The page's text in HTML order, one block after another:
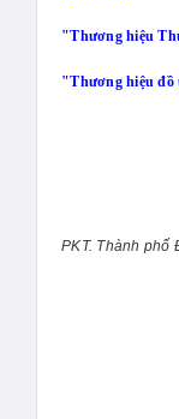
"Thương hiệu
"Thương hiệu đồ
Giấy
PKT. Thành phố